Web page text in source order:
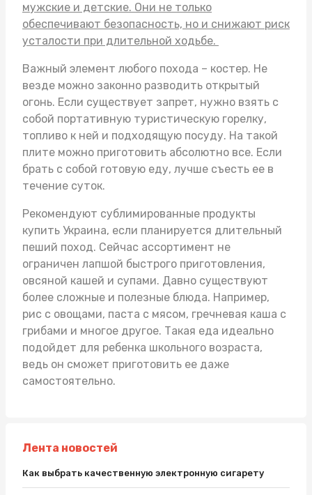
мужские и детские. Они не только
обеспечивают безопасность, но и снижают риск
усталости при длительной ходьбе.
Важный элемент любого похода – костер. Не
везде можно законно разводить открытый
огонь. Если существует запрет, нужно взять с
собой портативную туристическую горелку,
топливо к ней и подходящую посуду. На такой
плите можно приготовить абсолютно все. Если
брать с собой готовую еду, лучше съесть ее в
течение суток.
Рекомендуют сублимированные продукты
купить Украина, если планируется длительный
пеший поход. Сейчас ассортимент не
ограничен лапшой быстрого приготовления,
овсяной кашей и супами. Давно существуют
более сложные и полезные блюда. Например,
рис с овощами, паста с мясом, гречневая каша с
грибами и многое другое. Такая еда идеально
подойдет для ребенка школьного возраста,
ведь он сможет приготовить ее даже
самостоятельно.
Лента новостей
Как выбрать качественную электронную сигарету